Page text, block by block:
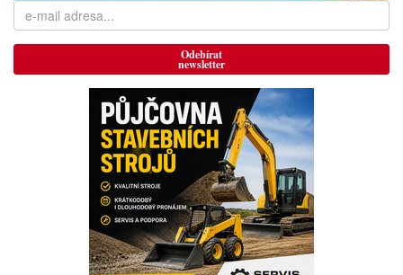
Odebírat
newsletter